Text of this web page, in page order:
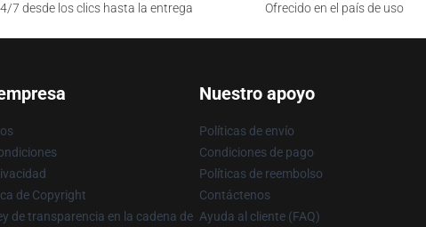
7 desde los clics hasta la entrega
Ofrecido en el país de uso
de Copyright
de transparencia en la cadena de
Nuestro apoyo
Políticas de envío
Condiciones de pago
Políticas de reembolso
Contáctenos
Ayuda al cliente (FAQ)